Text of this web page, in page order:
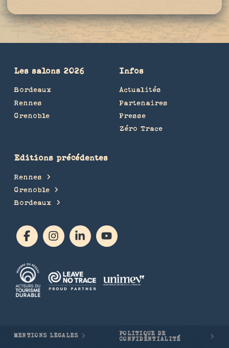
Les salons 2026
Bordeaux
Rennes
Grenoble
Infos
Actualités
Partenaires
Presse
Zéro Trace
Editions précédentes
Rennes
Grenoble
Bordeaux
MENTIONS LÉGALES POLITIQUE DE
CONFIDENTIALITÉ